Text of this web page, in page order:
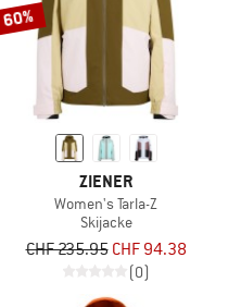
60%
ZIENER
Women's Tarla-Z
Skijacke
CHF 235.95 CHF 94.38
(0)